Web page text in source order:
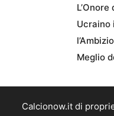
Ucraino
Meglio
Calcionow.it di